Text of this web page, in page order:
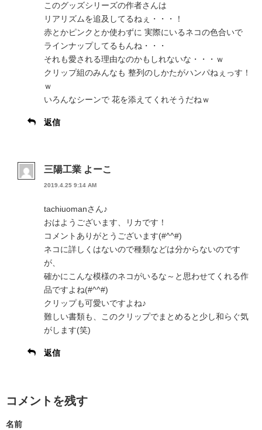
このグッズシリーズの作者さんは
リアリズムを追及してるねぇ・・・！
赤とかピンクとか使わずに 実際にいるネコの色合いで
ラインナップしてるもんね・・・
それも愛される理由なのかもしれないな・・・ｗ
クリップ組のみんなも 整列のしかたがハンパねぇっす！
ｗ
いろんなシーンで 花を添えてくれそうだねｗ
返信
三陽工業 よーこ
2019.4.25 9:14 AM
tachiuomanさん♪
おはようございます、リカです！
コメントありがとうございます(#^^#)
ネコに詳しくはないので種類などは分からないのです
が、
確かにこんな模様のネコがいるな～と思わせてくれる作
品ですよね(#^^#)
クリップも可愛いですよね♪
難しい書類も、このクリップでまとめると少し和らぐ気
がします(笑)
返信
コメントを残す
名前